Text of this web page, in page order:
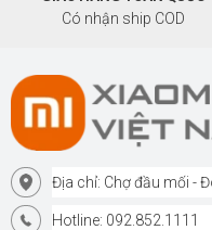
Có nhận ship COD
Địa chỉ: Chợ đầu mối -
Hotline: 092.852.1111